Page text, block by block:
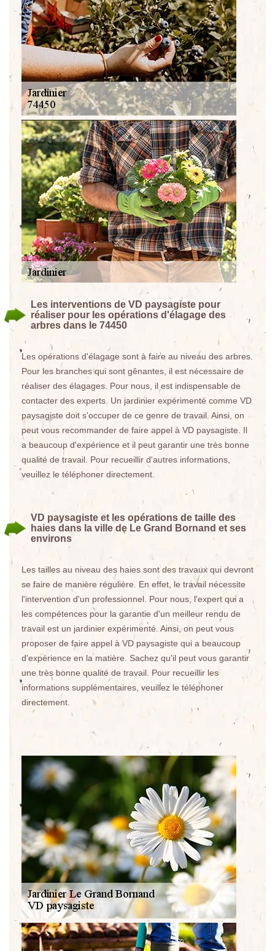
Les interventions de VD paysagiste pour
réaliser pour les opérations d'élagage des
arbres dans le 74450
Les opérations d'élagage sont à faire au niveau des arbres.
Pour les branches qui sont gênantes, il est nécessaire de
réaliser des élagages. Pour nous, il est indispensable de
contacter des experts. Un jardinier expérimenté comme VD
paysagiste doit s'occuper de ce genre de travail. Ainsi, on
peut vous recommander de faire appel à VD paysagiste. Il
a beaucoup d'expérience et il peut garantir une très bonne
qualité de travail. Pour recueillir d'autres informations,
veuillez le téléphoner directement.
VD paysagiste et les opérations de taille des
haies dans la ville de Le Grand Bornand et ses
environs
Les tailles au niveau des haies sont des travaux qui devront
se faire de manière régulière. En effet, le travail nécessite
l'intervention d'un professionnel. Pour nous, l'expert qui a
les compétences pour la garantie d'un meilleur rendu de
travail est un jardinier expérimenté. Ainsi, on peut vous
proposer de faire appel à VD paysagiste qui a beaucoup
d'expérience en la matière. Sachez qu'il peut vous garantir
une très bonne qualité de travail. Pour recueillir les
informations supplémentaires, veuillez le téléphoner
directement.